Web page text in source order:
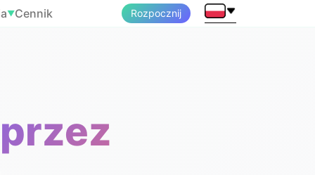
▼Cennik Rozpocznij